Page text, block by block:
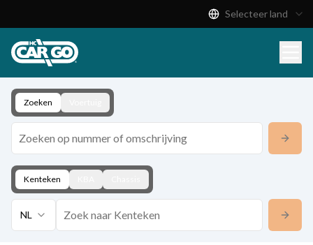
Download
Contact
Selecteer land
Zoeken
Kenteken
NL